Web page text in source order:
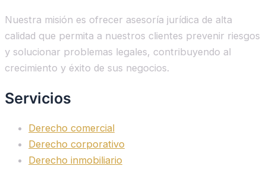
Nuestra misión es ofrecer asesoría jurídica de alta
calidad que permita a nuestros clientes prevenir riesgos
y solucionar problemas legales, contribuyendo al
crecimiento y éxito de sus negocios.
Servicios
Derecho comercial
Derecho corporativo
Derecho inmobiliario